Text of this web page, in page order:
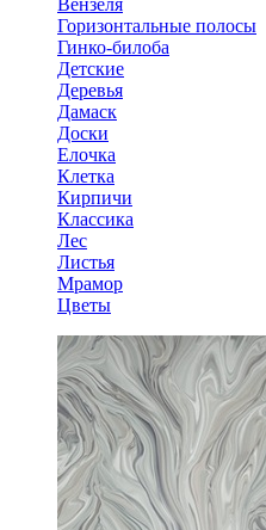
Вензеля
Горизонтальные полосы
Гинко-билоба
Детские
Деревья
Дамаск
Доски
Елочка
Клетка
Кирпичи
Классика
Лес
Листья
Мрамор
Цветы